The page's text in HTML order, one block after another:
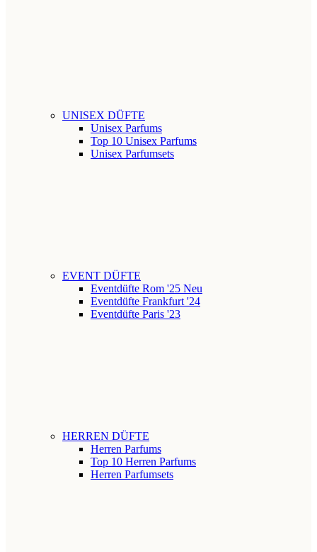
UNISEX DÜFTE
Unisex Parfums
Top 10 Unisex Parfums
Unisex Parfumsets
EVENT DÜFTE
Eventdüfte Rom '25 Neu
Eventdüfte Frankfurt '24
Eventdüfte Paris '23
HERREN DÜFTE
Herren Parfums
Top 10 Herren Parfums
Herren Parfumsets